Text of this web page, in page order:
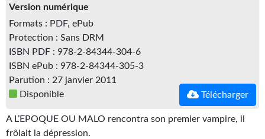
Kvasar
Pulps
Wotan
Étoiles vives
NUMÉRIQUE
Version numérique
Formats : PDF, ePub
Protection : Sans DRM
ISBN PDF : 978-2-84344-304-6
ISBN ePub : 978-2-84344-305-3
Parution : 27 janvier 2011
Disponible
Télécharger
A L’EPOQUE OU MALO rencontra son premier vampire, il
frôlait la dépression.